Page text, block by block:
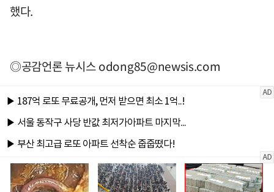
했다.
◎공감언론 뉴시스odong85@newsis.com